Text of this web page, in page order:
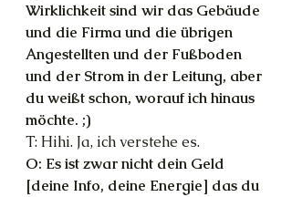
Wirklichkeit sind wir das Gebäude
und die Firma und die übrigen
Angestellten und der Fußboden
und der Strom in der Leitung, aber
du weißt schon, worauf ich hinaus
möchte. ;)
T: Hihi. Ja, ich verstehe es.
O: Es ist zwar nicht dein Geld
[deine Info, deine Energie] das du